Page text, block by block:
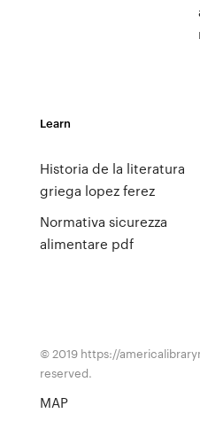
Learn
Historia de la literatura
griega lopez ferez
Normativa sicurezza
alimentare pdf
© 2019 https://
reserved.
MAP